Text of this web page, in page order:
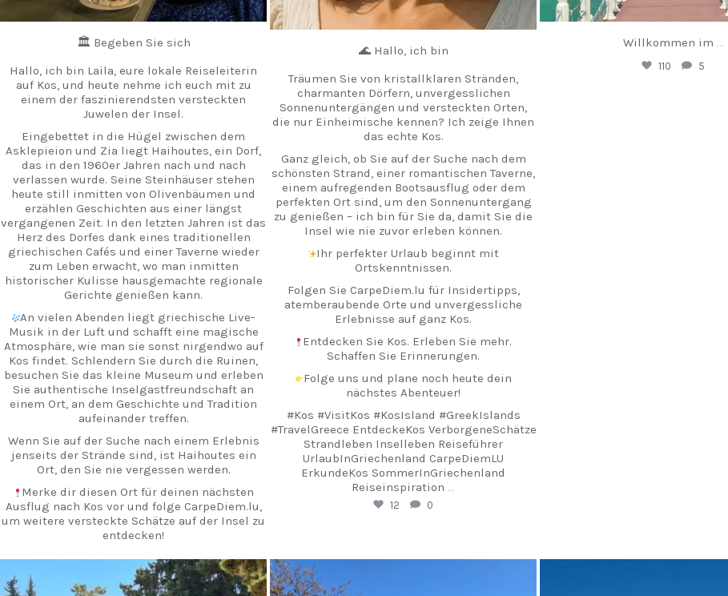
🏛️ Begeben Sie sich
Hallo, ich bin Laila, eure lokale Reiseleiterin
auf Kos, und heute nehme ich euch mit zu
einem der faszinierendsten versteckten
Juwelen der Insel.
Eingebettet in die Hügel zwischen dem
Asklepieion und Zia liegt Haihoutes, ein Dorf,
das in den 1960er Jahren nach und nach
verlassen wurde. Seine Steinhäuser stehen
heute still inmitten von Olivenbäumen und
erzählen Geschichten aus einer längst
vergangenen Zeit. In den letzten Jahren ist das
Herz des Dorfes dank eines traditionellen
griechischen Cafés und einer Taverne wieder
zum Leben erwacht, wo man inmitten
historischer Kulisse hausgemachte regionale
Gerichte genießen kann.
An vielen Abenden liegt griechische Live-
Musik in der Luft und schafft eine magische
Atmosphäre, wie man sie sonst nirgendwo auf
Kos findet. Schlendern Sie durch die Ruinen,
besuchen Sie das kleine Museum und erleben
Sie authentische Inselgastfreundschaft an
einem Ort, an dem Geschichte und Tradition
aufeinander treffen.
Wenn Sie auf der Suche nach einem Erlebnis
jenseits der Strände sind, ist Haihoutes ein
Ort, den Sie nie vergessen werden.
Merke dir diesen Ort für deinen nächsten
Ausflug nach Kos vor und folge CarpeDiem.lu,
um weitere versteckte Schätze auf der Insel zu
entdecken!
#Kos #KosInsel #Haihoutes #HiddenKos
#Gespensterdorf GriechischeGeschichte
AuthentischesGriechenland Kosbesuch
🌊 Hallo, ich bin
Träumen Sie von kristallklaren Stränden,
charmanten Dörfern, unvergesslichen
Sonnenuntergängen und versteckten Orten,
die nur Einheimische kennen? Ich zeige Ihnen
das echte Kos.
Ganz gleich, ob Sie auf der Suche nach dem
schönsten Strand, einer romantischen Taverne,
einem aufregenden Bootsausflug oder dem
perfekten Ort sind, um den Sonnenuntergang
zu genießen – ich bin für Sie da, damit Sie die
Insel wie nie zuvor erleben können.
Ihr perfekter Urlaub beginnt mit
Ortskenntnissen.
Folgen Sie CarpeDiem.lu für Insidertipps,
atemberaubende Orte und unvergessliche
Erlebnisse auf ganz Kos.
Entdecken Sie Kos. Erleben Sie mehr.
Schaffen Sie Erinnerungen.
Folge uns und plane noch heute dein
nächstes Abenteuer!
#Kos #VisitKos #KosIsland #GreekIslands
#TravelGreece EntdeckeKos VerborgeneSchätze
Strandleben Inselleben Reiseführer
UrlaubInGriechenland CarpeDiemLU
ErkundeKos SommerInGriechenland
Reiseinspiration ...
12 0
Willkommen im ...
110 5
carpediem.travel.guide